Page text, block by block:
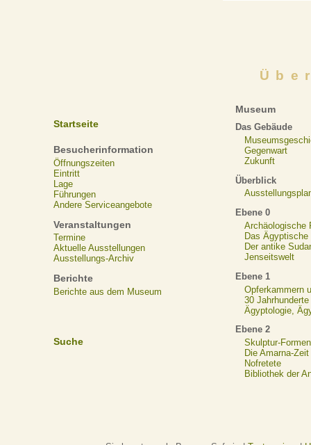
Startseite
Besucherinformation
Öffnungszeiten
Eintritt
Lage
Führungen
Andere Serviceangebote
Veranstaltungen
Termine
Aktuelle Ausstellungen
Ausstellungs-Archiv
Berichte
Berichte aus dem Museum
Suche
Museum
Das Gebäude
Gegenwart
Zukunft
Überblick
Ebene 0
Archäologische
Das Ägyptische
Der antike
Jenseitswelt
Ebene 1
Opferkammern
30
Ägyptologie,
Ebene 2
Skulptur-Formen
Die Amarna-Zeit
Nofretete
Bibliothek der